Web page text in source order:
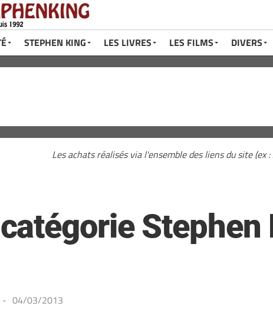
STEPHEN KING LES LIVRES LES FILMS DIVERS
Les achats réalisés via l'ensemble des liens du site (ex
- 04/03/2013